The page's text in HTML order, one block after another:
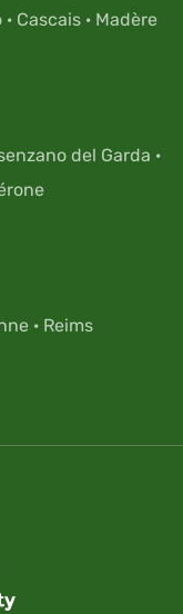
· Cascais · Madère
del Garda ·
· Reims